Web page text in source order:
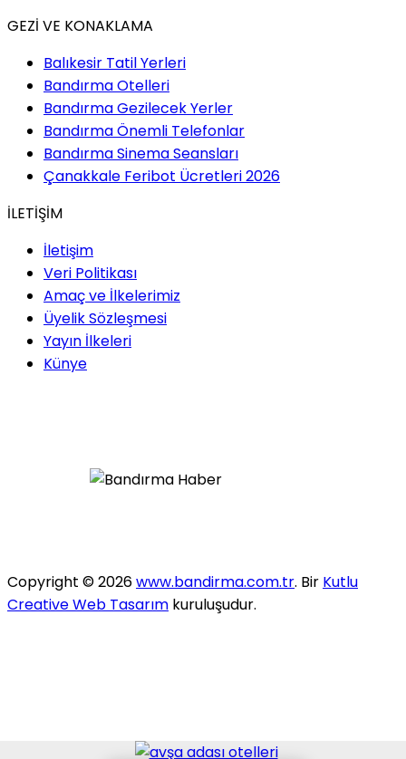
GEZİ VE KONAKLAMA
Balıkesir Tatil Yerleri
Bandırma Otelleri
Bandırma Gezilecek Yerler
Bandırma Önemli Telefonlar
Bandırma Sinema Seansları
Çanakkale Feribot Ücretleri 2026
İLETİŞİM
İletişim
Veri Politikası
Amaç ve İlkelerimiz
Üyelik Sözleşmesi
Yayın İlkeleri
Künye
Copyright © 2026www.bandirma.com.tr. Bir Kutlu
Creative Web Tasarım kuruluşudur.